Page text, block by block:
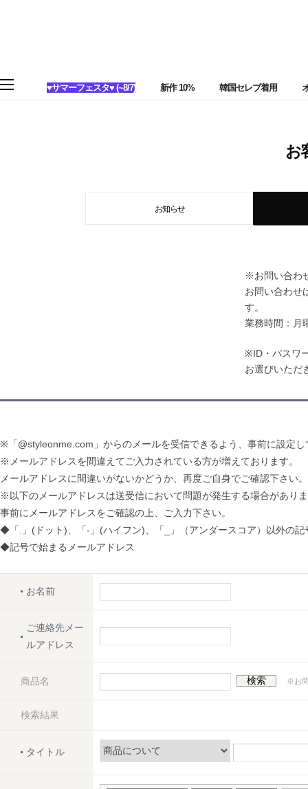
♥サマーフェスタ♥ (~8/7) 新作 10% 韓国セレブ着用
お
お知らせ
※お問い合わ
お問い合わせ
す。
業務時間：月
※ID・パスワ
お選びいただ
※「@styleonme.com」からのメールを受信できるよう、事前に設定し
※メールアドレスを間違えてご入力されている方が増えております。
メールアドレスに間違いがないかどうか、再度ご自身でご確認下さい。
※以下のメールアドレスは送受信において問題が発生する場合があり
事前にメールアドレスをご確認の上、ご入力下さい。
◆「.」(ドット)、「-」(ハイフン)、「_」（アンダースコア）以外の記
◆記号で始まるメールアドレス
お名前
ご連絡先メー
ルアドレス
商品名 検索 ※お問
検索結果
タイトル